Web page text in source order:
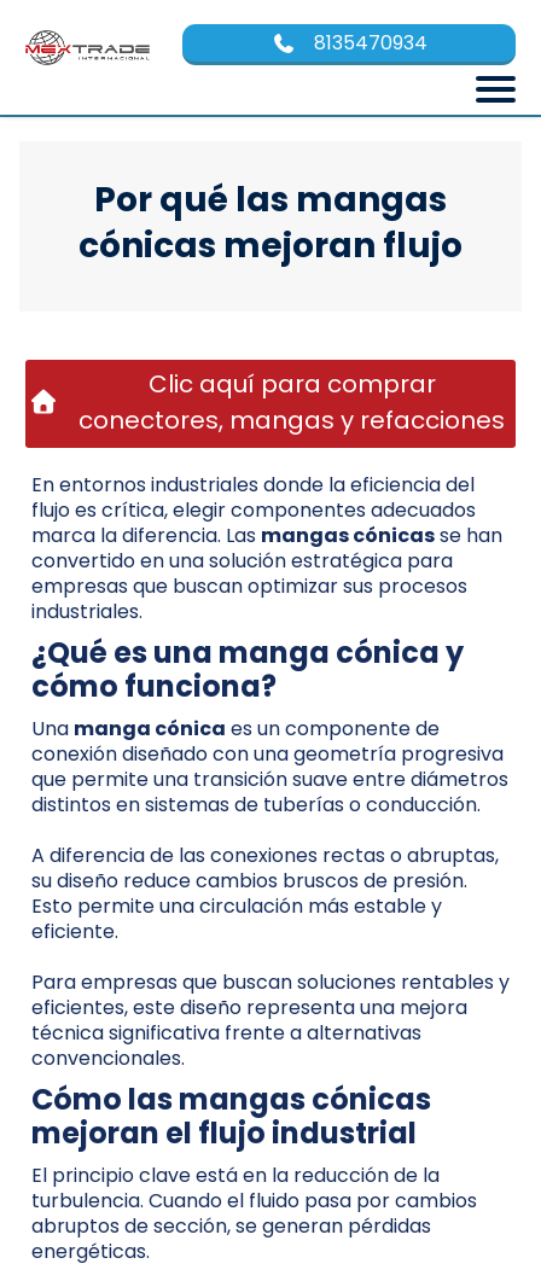
8135470934
Por qué las mangas
cónicas mejoran flujo
Clic aquí para comprar
conectores, mangas y refacciones
En entornos industriales donde la eficiencia del
flujo es crítica, elegir componentes adecuados
marca la diferencia. Las mangas cónicasse han
convertido en una solución estratégica para
empresas que buscan optimizar sus procesos
industriales.
¿Qué es una manga cónica y
cómo funciona?
Una manga cónica es un componente de
conexión diseñado con una geometría progresiva
que permite una transición suave entre diámetros
distintos en sistemas de tuberías o conducción.
A diferencia de las conexiones rectas o abruptas,
su diseño reduce cambios bruscos de presión.
Esto permite una circulación más estable y
eficiente.
Para empresas que buscan soluciones rentables y
eficientes, este diseño representa una mejora
técnica significativa frente a alternativas
convencionales.
Cómo las mangas cónicas
mejoran el flujo industrial
El principio clave está en la reducción de la
turbulencia. Cuando el fluido pasa por cambios
abruptos de sección, se generan pérdidas
energéticas.